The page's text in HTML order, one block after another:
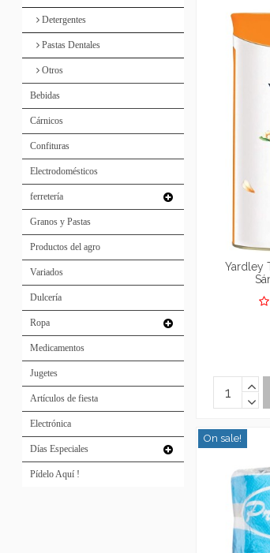
Yardley
On sale!
Detergentes
Pastas Dentales
Otros
Bebidas
Cárnicos
Confituras
Electrodomésticos
ferretería
Granos y Pastas
Productos del agro
Variados
Dulcería
Ropa
Medicamentos
Jugetes
Artículos de fiesta
Electrónica
Días Especiales
Pídelo Aquí !